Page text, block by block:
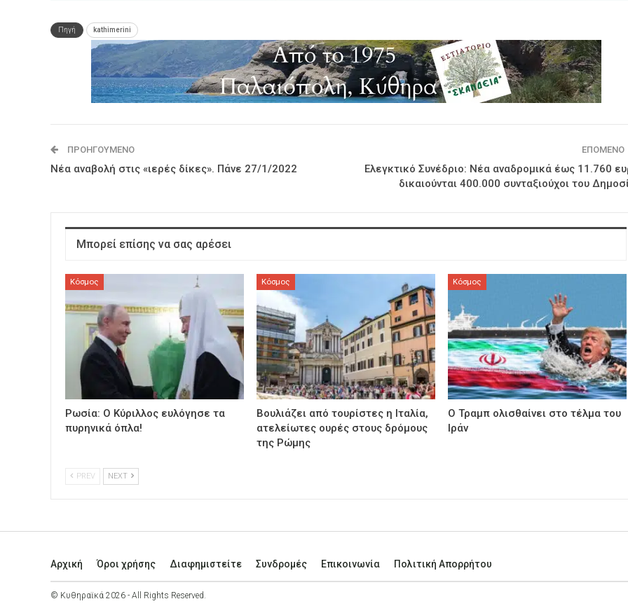
Πηγή kathimerini
ΠΡΟΗΓΟΎΜΕΝΟ
Νέα αναβολή στις «ιερές δίκες». Πάνε 27/1/2022
ΕΠΌΜΕΝΟ
Ελεγκτικό Συνέδριο: Νέα αναδρομικά έως 11.760
δικαιούνται 400.000 συνταξιούχοι του
Μπορεί επίσης να σας αρέσει
Κόσμος
Ρωσία: Ο Κύριλλος ευλόγησε τα
πυρηνικά όπλα!
Κόσμος
Βουλιάζει από τουρίστες η Ιταλία,
ατελείωτες ουρές στους δρόμους
της Ρώμης
Κόσμος
Ο Τραμπ ολισθαίνει στο τέλμα του
Ιράν
PREV NEXT
Αρχική Όροι χρήσης Διαφημιστείτε Συνδρομές Επικοινωνία Πολιτική Απορρήτου
© Κυθηραϊκά 2026 - All Rights Reserved.